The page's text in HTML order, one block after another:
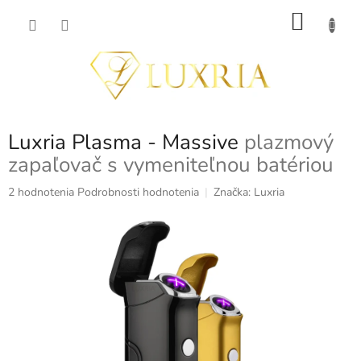
Luxria Plasma - Massive plazmový
zapaľovač s vymeniteľnou batériou
Priemerné
2 hodnotenia Podrobnosti hodnotenia Značka: Luxria